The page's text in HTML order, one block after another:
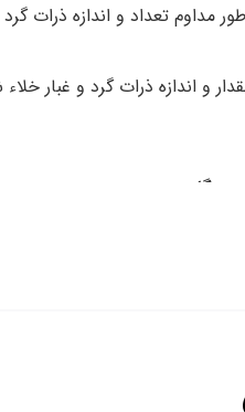
مداوم تعداد و اندازه
و اندازه ذرات گرد و غبار